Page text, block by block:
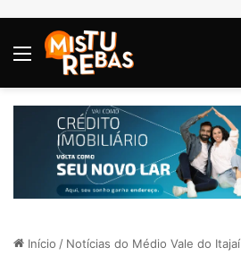
Menu
Início / Notícias do Médio Vale do Itajaí